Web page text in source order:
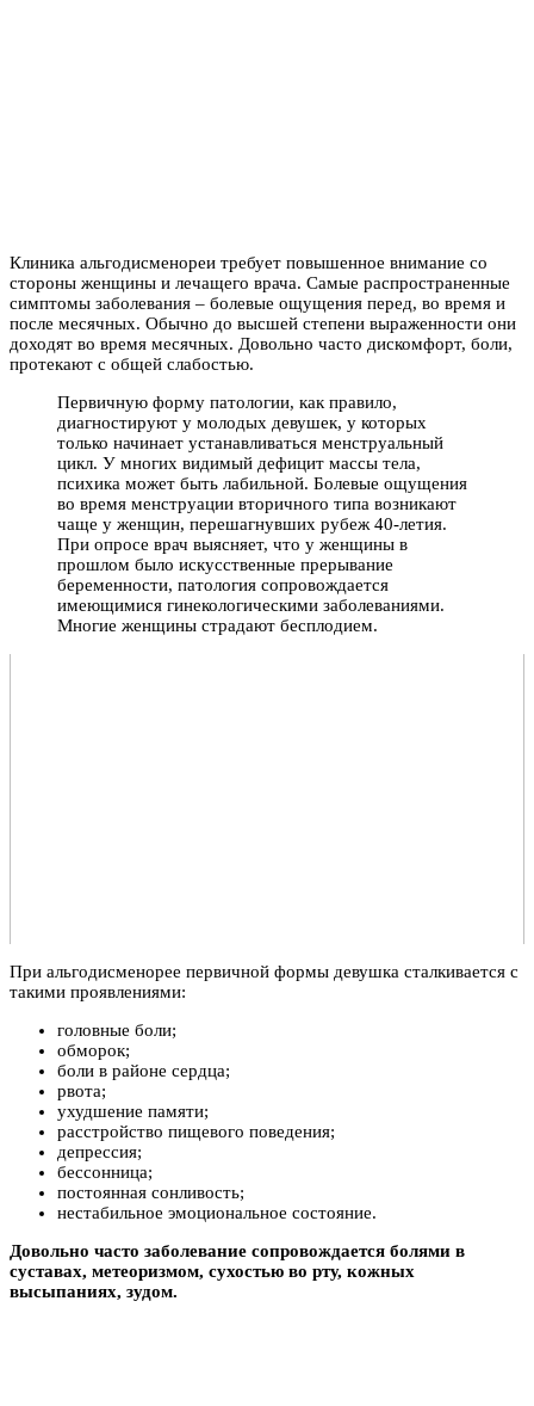
Клиника альгодисменореи требует повышенное внимание со
стороны женщины и лечащего врача. Самые распространенные
симптомы заболевания – болевые ощущения перед, во время и
после месячных. Обычно до высшей степени выраженности они
доходят во время месячных. Довольно часто дискомфорт, боли,
протекают с общей слабостью.
Первичную форму патологии, как правило,
диагностируют у молодых девушек, у которых
только начинает устанавливаться менструальный
цикл. У многих видимый дефицит массы тела,
психика может быть лабильной. Болевые ощущения
во время менструации вторичного типа возникают
чаще у женщин, перешагнувших рубеж 40-летия.
При опросе врач выясняет, что у женщины в
прошлом было искусственные прерывание
беременности, патология сопровождается
имеющимися гинекологическими заболеваниями.
Многие женщины страдают бесплодием.
При альгодисменорее первичной формы девушка сталкивается с
такими проявлениями:
головные боли;
обморок;
боли в районе сердца;
рвота;
ухудшение памяти;
расстройство пищевого поведения;
депрессия;
бессонница;
постоянная сонливость;
нестабильное эмоциональное состояние.
Довольно часто заболевание сопровождается болями в
суставах, метеоризмом, сухостью во рту, кожных
высыпаниях, зудом.